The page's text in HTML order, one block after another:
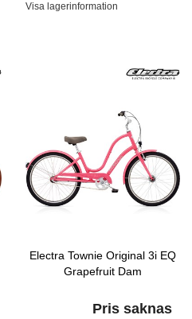
Visa lagerinformation
Electra Townie Original 3i EQ
Grapefruit Dam
Pris saknas